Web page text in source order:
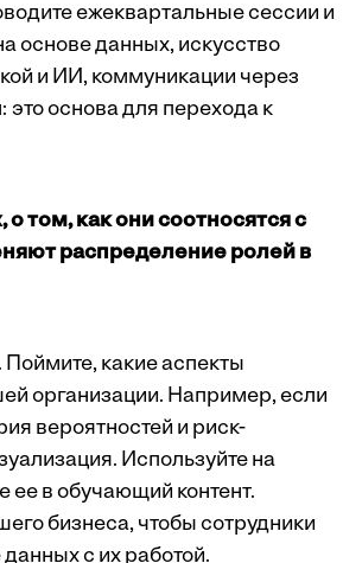
ежеквартальные сессии и
основе данных, искусство
и ИИ, коммуникации через
основа для перехода к
том, как они соотносятся с
распределение ролей в
какие аспекты
организации. Например, если
вероятностей и риск-
Используйте на
ее в обучающий контент.
бизнеса, чтобы сотрудники
с их работой.